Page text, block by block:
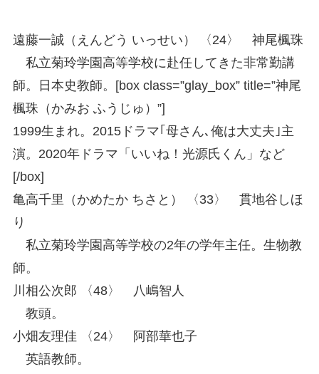
遠藤一誠（えんどう いっせい） 〈24〉 神尾楓珠
私立菊玲学園高等学校に赴任してきた非常勤講
師。日本史教師。[box class=”glay_box” title=”神尾
楓珠（かみお ふうじゅ）”]
1999生まれ。2015ドラマ｢母さん､俺は大丈夫｣主
演。2020年ドラマ「いいね！光源氏くん」など
[/box]
亀高千里（かめたか ちさと） 〈33〉 貫地谷しほ
り
私立菊玲学園高等学校の2年の学年主任。生物教
師。
川相公次郎 〈48〉 八嶋智人
教頭。
小畑友理佳 〈24〉 阿部華也子
英語教師。